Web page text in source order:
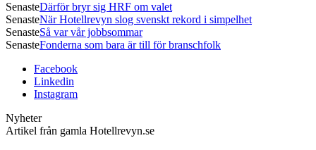
SenasteDärför bryr sig HRF om valet
SenasteNär Hotellrevyn slog svenskt rekord i simpelhet
SenasteSå var vår jobbsommar
SenasteFonderna som bara är till för branschfolk
Facebook
Linkedin
Instagram
Nyheter
Artikel från gamla Hotellrevyn.se